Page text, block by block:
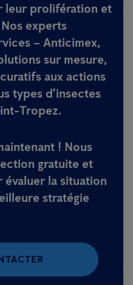
leur prolifération et
experts
– Anticimex,
sur mesure,
aux actions
types d’insectes
Tropez.
! Nous
gratuite et
évaluer la situation
stratégie